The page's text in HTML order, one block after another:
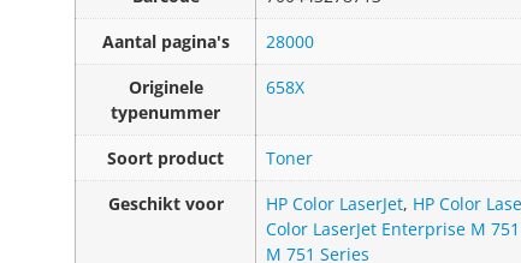
Aantal pagina's
28000
Originele
typenummer
658X
Soort product
Toner
Geschikt voor
HP Color LaserJet, HP Color
Color LaserJet Enterprise M
M 751 Series